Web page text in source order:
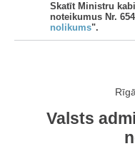
Skatīt Ministru
noteikumus Nr.
nolikums".
Valsts